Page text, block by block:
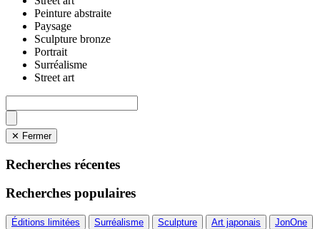
Peinture abstraite
Paysage
Sculpture bronze
Portrait
Surréalisme
Street art
✕ Fermer
Recherches récentes
Recherches populaires
Éditions limitées Surréalisme Sculpture Art japonais
JonOne